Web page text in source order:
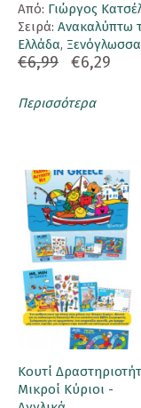
Aπό: Γιώργος
Σειρά: Ανακαλύπτω
Ελλάδα,
€6,99 €6,29
Περισσότερα
Κουτί
Μικροί Κύριοι -